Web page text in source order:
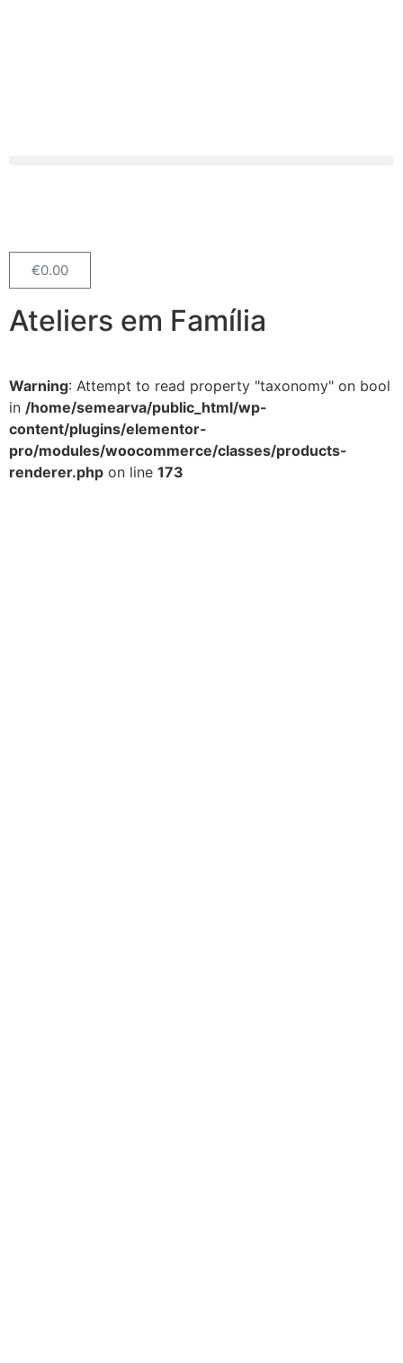
€0.00
Ateliers em Família
Warning: Attempt to read property "taxonomy" on bool
in /home/semearva/public_html/wp-
content/plugins/elementor-
pro/modules/woocommerce/classes/products-
renderer.php on line 173